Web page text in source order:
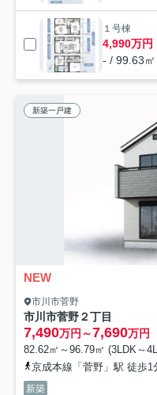
１号棟
4,990万円
- / 99.63
新築一戸建
NEW
市川市菅野
市川市菅野２丁目
7,490万円～7,690万円
82.62㎡～96.79㎡ (3LDK～
京成本線「菅野」駅 徒歩1
新築